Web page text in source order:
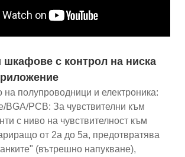
шкафове с контрол на ниска
на полупроводници и електроника:
BGA/PCB: За чувствителни към
с ниво на чувствителност към
от 2a до 5a, предотвратява
(вътрешно напукване),